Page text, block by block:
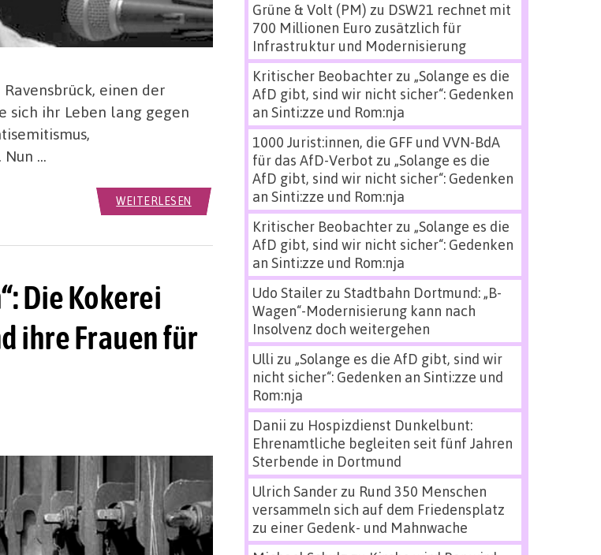
einen der
sich ihr Leben lang gegen
Nun …
WEITERLESEN
Die Kokerei
ihre Frauen für
Grüne & Volt (PM) zu DSW21 rechnet mit
700 Millionen Euro zusätzlich für
Infrastruktur und Modernisierung
Kritischer Beobachterzu „Solange es die
AfD gibt, sind wir nicht sicher“: Gedenken
an Sinti:zze und Rom:nja
1000 Jurist:innen, die GFF und VVN-BdA
für das AfD-Verbot zu „Solange es die
AfD gibt, sind wir nicht sicher“: Gedenken
an Sinti:zze und Rom:nja
Kritischer Beobachterzu „Solange es die
AfD gibt, sind wir nicht sicher“: Gedenken
an Sinti:zze und Rom:nja
Udo Stailerzu Stadtbahn Dortmund: „B-
Wagen“-Modernisierung kann nach
Insolvenz doch weitergehen
Ulli zu „Solange es die AfD gibt, sind wir
nicht sicher“: Gedenken an Sinti:zze und
Rom:nja
Danii zu Hospizdienst Dunkelbunt:
Ehrenamtliche begleiten seit fünf Jahren
Sterbende in Dortmund
Ulrich Sanderzu Rund 350 Menschen
versammeln sich auf dem Friedensplatz
zu einer Gedenk- und Mahnwache